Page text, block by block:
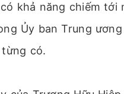
khả năng chiếm tới
Ủy ban Trung
có.